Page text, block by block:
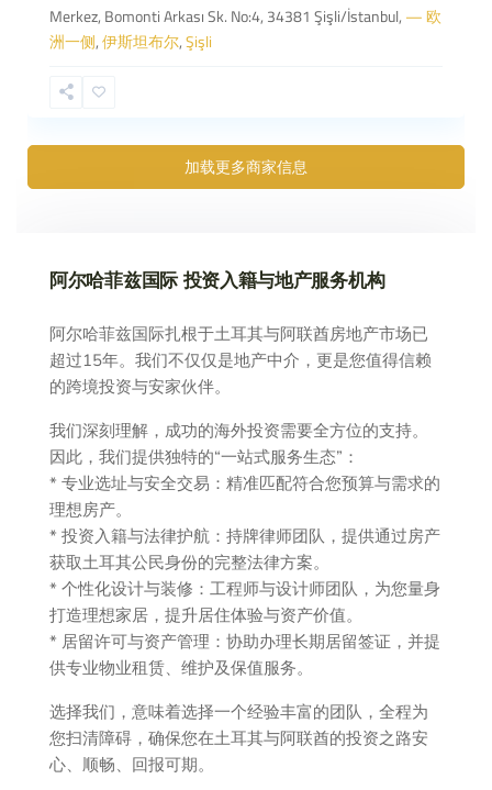
Merkez, Bomonti Arkası Sk. No:4, 34381 Şişli/İstanbul,— 欧
洲一侧,伊斯坦布尔,Şişli
加载更多商家信息
阿尔哈菲兹国际 投资入籍与地产服务机构
阿尔哈菲兹国际扎根于土耳其与阿联酋房地产市场已
超过15年。我们不仅仅是地产中介，更是您值得信赖
的跨境投资与安家伙伴。
我们深刻理解，成功的海外投资需要全方位的支持。
因此，我们提供独特的“一站式服务生态”：
* 专业选址与安全交易：精准匹配符合您预算与需求的
理想房产。
* 投资入籍与法律护航：持牌律师团队，提供通过房产
获取土耳其公民身份的完整法律方案。
* 个性化设计与装修：工程师与设计师团队，为您量身
打造理想家居，提升居住体验与资产价值。
* 居留许可与资产管理：协助办理长期居留签证，并提
供专业物业租赁、维护及保值服务。
选择我们，意味着选择一个经验丰富的团队，全程为
您扫清障碍，确保您在土耳其与阿联酋的投资之路安
心、顺畅、回报可期。